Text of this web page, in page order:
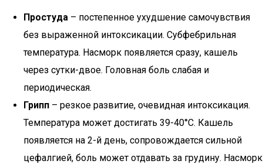
Простуда – постепенное ухудшение самочувствия
без выраженной интоксикации. Субфебрильная
температура. Насморк появляется сразу, кашель
через сутки-двое. Головная боль слабая и
периодическая.
Грипп – резкое развитие, очевидная интоксикация.
Температура может достигать 39-40°С. Кашель
появляется на 2-й день, сопровождается сильной
цефалгией, боль может отдавать за грудину. Насморк